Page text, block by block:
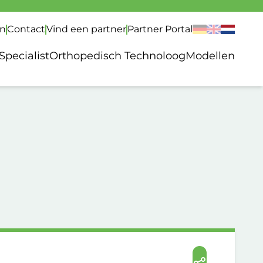
ContactVind een partnerPartner Portal
Orthopedisch TechnoloogModellen